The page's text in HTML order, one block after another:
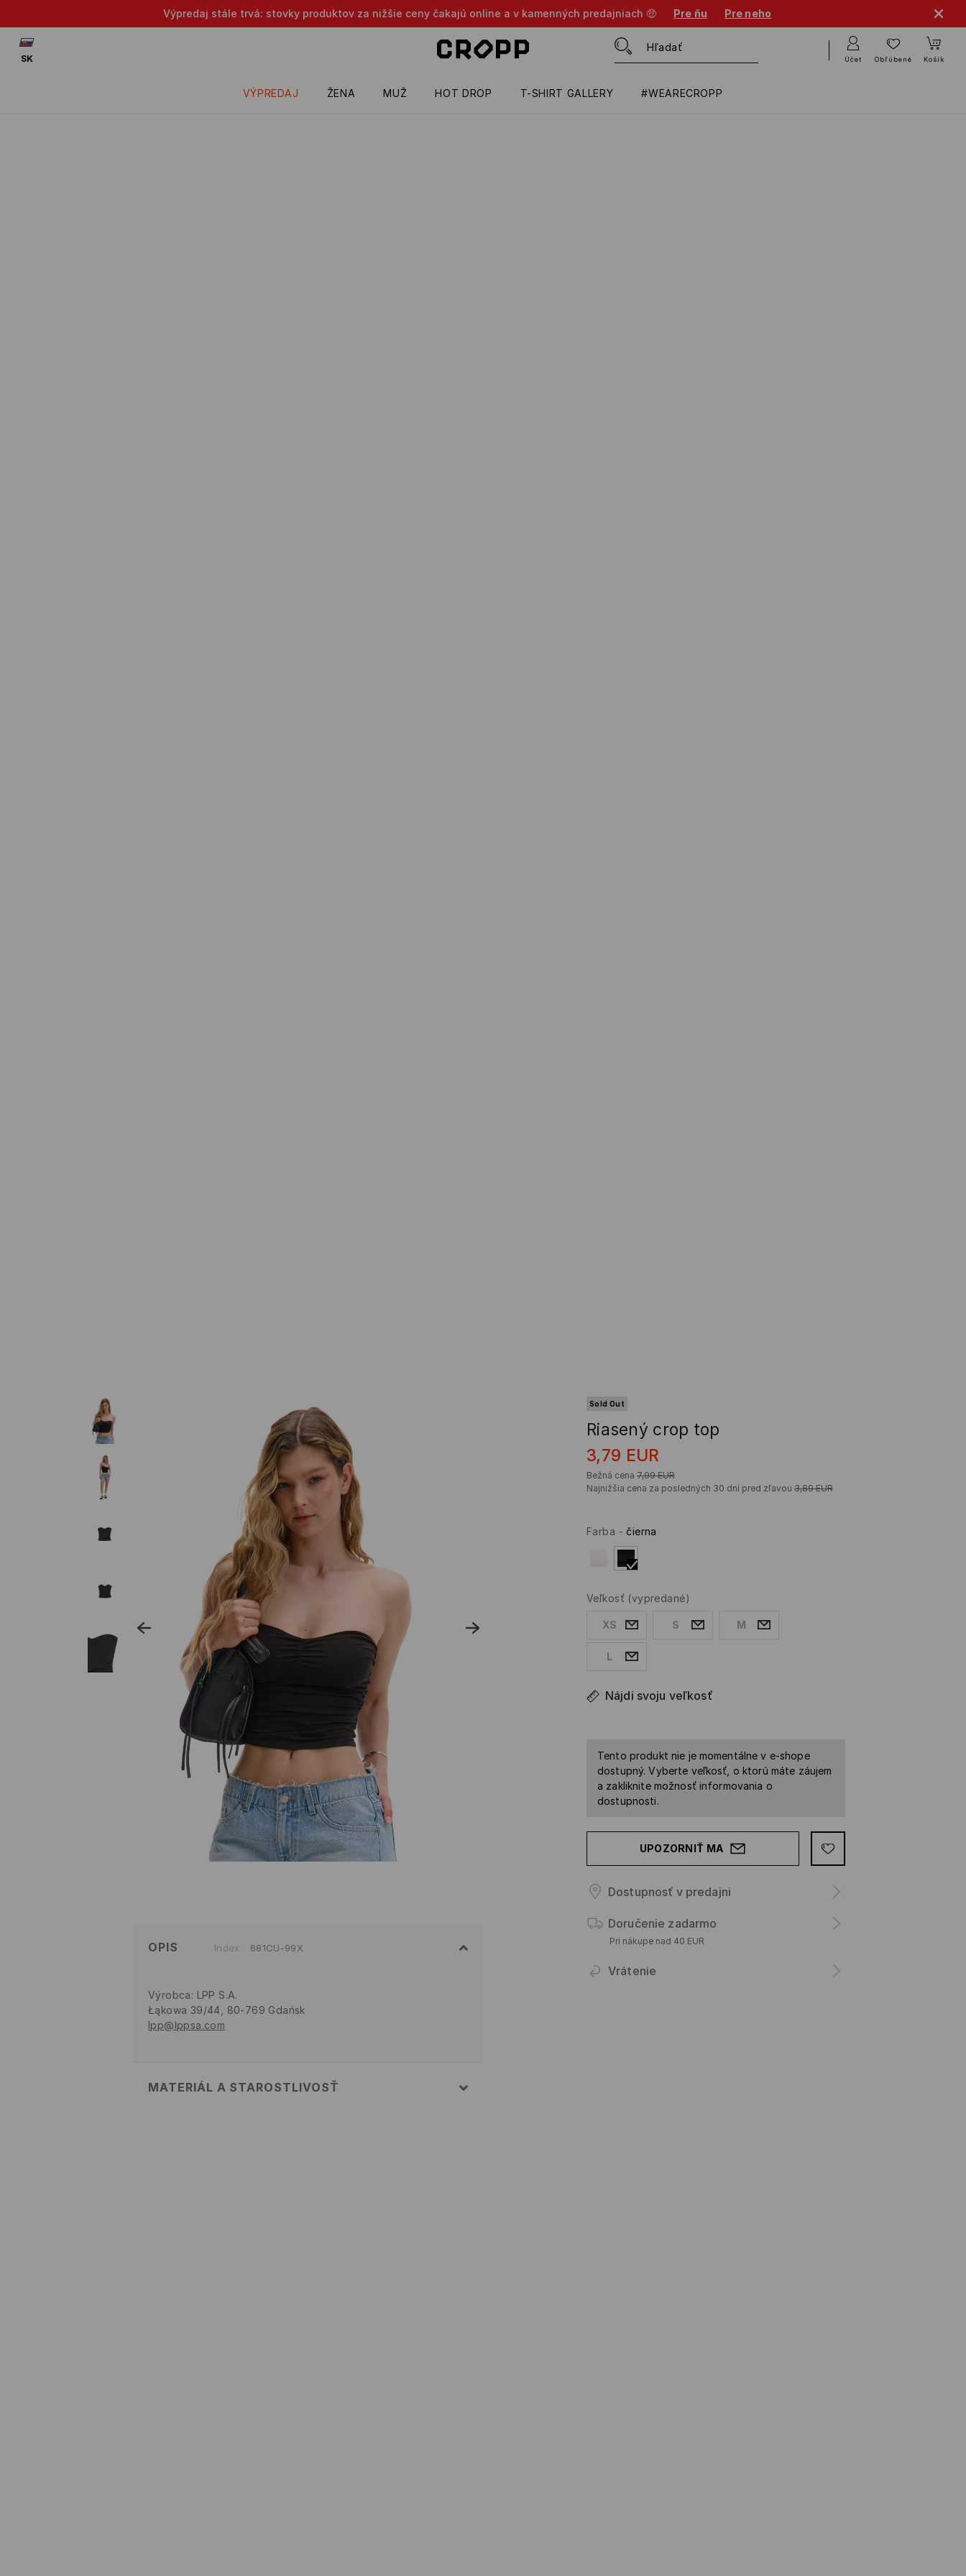
Výpredaj stále trvá: stovky produktov za nižšie ceny čakajú online a v kamenných predajniach 🤑 Pre ňu Pre neho
VÝPREDAJ ŽENA MUŽ HOT DROP T-SHIRT GALLERY #WEARECROPP
SK Účet Obľúbené Košík
Sold Out
Riasený crop top
3,79 EUR
Bežná cena 7,99 EUR
Najnižšia cena za posledných 30 dní pred zľavou 3,89 EUR
Farba -čierna
Veľkosť (vypredané)
XS S M
L
Nájdi svoju veľkosť
Tento produkt nie je momentálne v e-shope
dostupný. Vyberte veľkosť, o ktorú máte záujem
a zakliknite možnosť informovania o
dostupnosti.
UPOZORNIŤ MA
Dostupnosť v predajni
Doručenie zadarmo
Pri nákupe nad 40 EUR
Vrátenie
OPIS Index 681CU-99X
Výrobca: LPP S.A.
Łąkowa 39/44, 80-769 Gdańsk
lpp@lppsa.com
MATERIÁL A STAROSTLIVOSŤ